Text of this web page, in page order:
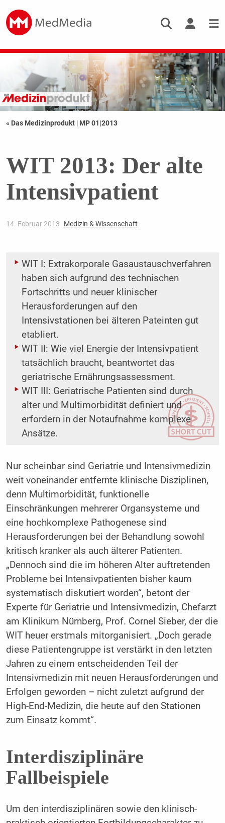
« Das Medizinprodukt | MP 01|2013
WIT 2013: Der alte
Intensivpatient
14. Februar 2013 Medizin & Wissenschaft
WIT I: Extrakorporale Gasaustauschverfahren
haben sich aufgrund des technischen
Fortschritts und neuer klinischer
Herausforderungen auf den
Intensivstationen bei älteren Pateinten gut
etabliert.
WIT II: Wie viel Energie der Intensivpatient
tatsächlich braucht, beantwortet das
geriatrische Ernährungsassessment.
WIT III: Geriatrische Patienten sind durch
alter und Multimorbidität definiert und
erfordern in der Notaufnahme komplexe
Ansätze.
Nur scheinbar sind Geriatrie und Intensivmedizin
weit voneinander entfernte klinische Disziplinen,
denn Multimorbidität, funktionelle
Einschränkungen mehrerer Organsysteme und
eine hochkomplexe Pathogenese sind
Herausforderungen bei der Behandlung sowohl
kritisch kranker als auch älterer Patienten.
„Dennoch sind die im höheren Alter auftretenden
Probleme bei Intensivpatienten bisher kaum
systematisch diskutiert worden“, betont der
Experte für Geriatrie und Intensivmedizin, Chefarzt
am Klinikum Nürnberg, Prof. Cornel Sieber, der die
WIT heuer erstmals mitorganisiert. „Doch gerade
diese Patientengruppe ist verstärkt in den letzten
Jahren zu einem entscheidenden Teil der
Intensivmedizin mit neuen Herausforderungen und
Erfolgen geworden – nicht zuletzt aufgrund der
High-End-Medizin, die heute auf den Stationen
zum Einsatz kommt“.
Interdisziplinäre
Fallbeispiele
Um den interdisziplinären sowie den klinisch-